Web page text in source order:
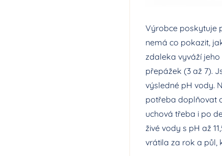
Výrobce poskytuje
nemá co pokazit,
zdaleka vyváží jeho
přepážek (3 až 7).
výsledné pH vody.
potřeba doplňovat
uchová třeba i po
živé vody s pH až
vrátila za rok a půl,